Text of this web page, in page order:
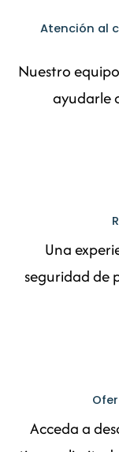
Atención al
Nuestro
ayudarle
Una
seguridad de
Acceda a